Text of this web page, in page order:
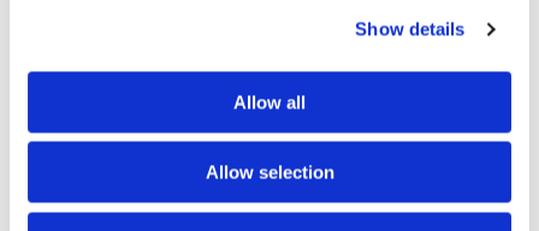
Show details
Allow all
Allow selection